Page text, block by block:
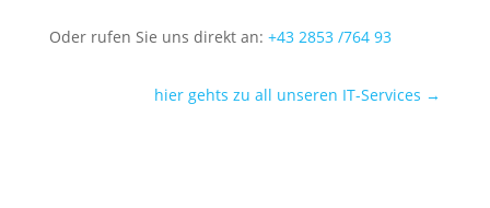
Oder rufen Sie uns direkt an: +43 2853 /764 93
hier gehts zu all unseren IT-Services →